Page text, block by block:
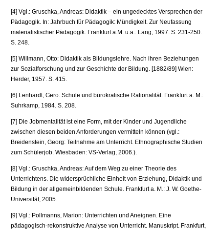
[4] Vgl.: Gruschka, Andreas: Didaktik – ein ungedecktes Versprechen der
Pädagogik. In: Jahr­buch für Pädagogik: Mündigkeit. Zur Neufassung
materialistischer Pädagogik. Frankfurt a.M. u.a.: Lang, 1997. S. 231-250.
S. 248.
[5] Willmann, Otto: Didaktik als Bildungslehre. Nach ihren Beziehungen
zur Sozialforschung und zur Geschichte der Bildung. [1882/89] Wien:
Herder, 1957. S. 415.
[6] Lenhardt, Gero: Schule und bürokratische Rationalität. Frankfurt a. M.:
Suhrkamp, 1984. S. 208.
[7] Die Jobmentalität ist eine Form, mit der Kinder und Jugendliche
zwischen diesen beiden Anforderungen vermitteln können (vgl.:
Breidenstein, Georg: Teilnahme am Unterricht. Ethnographische Studien
zum Schülerjob. Wiesbaden: VS-Verlag, 2006.).
[8] Vgl.: Gruschka, Andreas: Auf dem Weg zu einer Theorie des
Unterrichtens. Die wider­sprüchliche Einheit von Erziehung, Didaktik und
Bildung in der allgemeinbildenden Schu­le. Frankfurt a. M.: J. W. Goethe-
Universität, 2005.
[9] Vgl.: Pollmanns, Marion: Unterrichten und Aneignen. Eine
pädagogisch-rekonstruktive Analyse von Unterricht. Manuskript. Frankfurt,